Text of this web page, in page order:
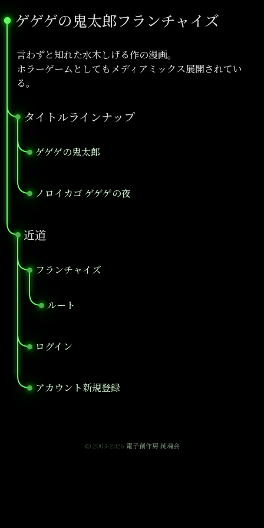
ゲゲゲの鬼太郎フランチャイズ
●
言わずと知れた水木しげる作の漫画。
ホラーゲームとしてもメディアミックス展開されてい
る。
タイトルラインナップ
●
ゲゲゲの鬼太郎
●
ノロイカゴ ゲゲゲの夜
●
近道
●
フランチャイズ
●
ルート
●
ログイン
●
アカウント新規登録
●
© 2003-2026 電子創作房 純魂会